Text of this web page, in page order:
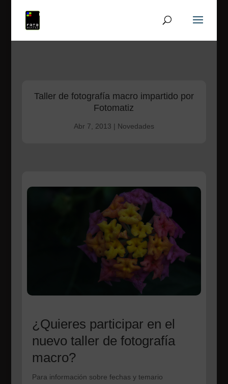
Taller de fotografía macro impartido por
Fotomatiz
Abr 7, 2013 | Novedades
¿Quieres participar en el
nuevo taller de fotografía
macro?
Para información sobre fechas y temario